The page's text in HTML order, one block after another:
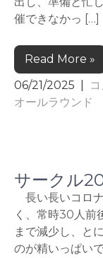
催できなかっ […]
Read More »
06/21/2025
オールラウンド
サークル
長い長いコロ
く、常時30人前
まで減少し、と
のが精いっぱい